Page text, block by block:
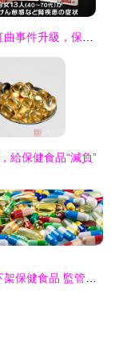
給保健食品“減負”